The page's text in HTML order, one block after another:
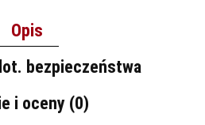
Opis
bezpieczeństwa
i oceny (0)